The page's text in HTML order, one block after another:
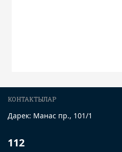
КОНТАКТЫЛАР
Дарек: Манас пр., 101/1
112